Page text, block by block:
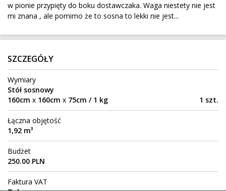
w pionie przypięty do boku dostawczaka. Waga niestety nie jest
mi znana , ale pomimo że to sosna to lekki nie jest...
SZCZEGÓŁY
Wymiary
Stół sosnowy
160cm x 160cm x 75cm / 1 kg 1 szt.
Łączna objętość
1,92 m³
Budżet
250.00 PLN
Faktura VAT
Z: Briancon
Do: Kudelczyn
Sprzęt AGD palet + wózek do rozładunku
Z:
pudełko 65x35x45